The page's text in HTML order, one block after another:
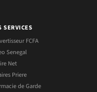
SERVICES
FCFA
Senegal
Net
Priere
de Garde